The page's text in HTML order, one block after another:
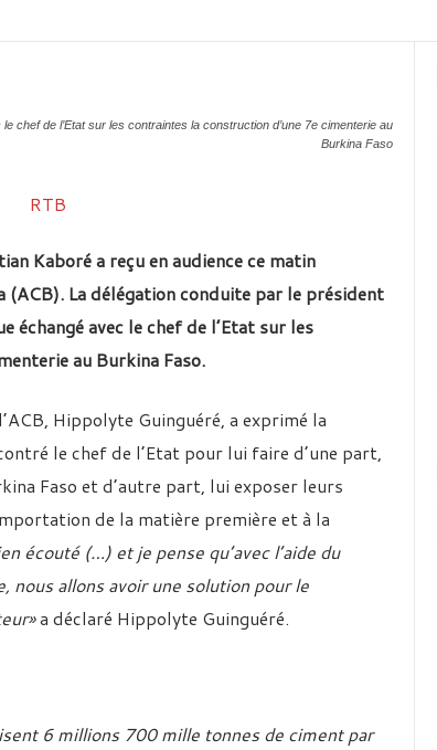
chef de l’Etat sur les contraintes la construction d’une 7e cimenterie au
Burkina Faso
Kaboré a reçu en audience ce matin
(ACB). La délégation conduite par le président
échangé avec le chef de l’Etat sur les
au Burkina Faso.
Hippolyte Guinguéré, a exprimé la
le chef de l’Etat pour lui faire d’une part,
Faso et d’autre part, lui exposer leurs
de la matière première et à la
écouté (…) et je pense qu’avec l’aide du
nous allons avoir une solution pour le
a déclaré Hippolyte Guinguéré.
6 millions 700 mille tonnes de ciment par